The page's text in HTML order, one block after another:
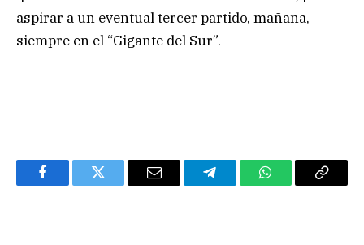
aspirar a un eventual tercer partido, mañana,
siempre en el “Gigante del Sur”.
FacebookTwitter Email TelegramWhatsAppCopy